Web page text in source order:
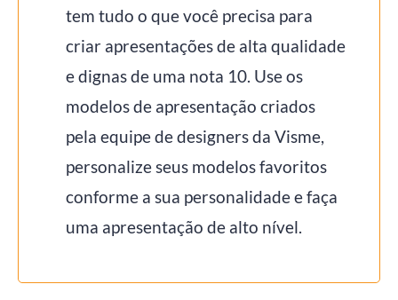
tem tudo o que você precisa para
criar apresentações de alta qualidade
e dignas de uma nota 10. Use os
modelos de apresentação criados
pela equipe de designers da Visme,
personalize seus modelos favoritos
conforme a sua personalidade e faça
uma apresentação de alto nível.